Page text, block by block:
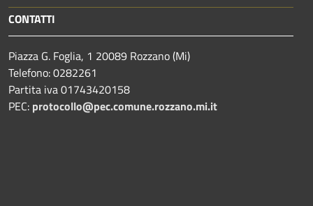
CONTATTI
Piazza G. Foglia, 1 20089 Rozzano (Mi)
Telefono: 0282261
Partita iva 01743420158
PEC: protocollo@pec.comune.rozzano.mi.it